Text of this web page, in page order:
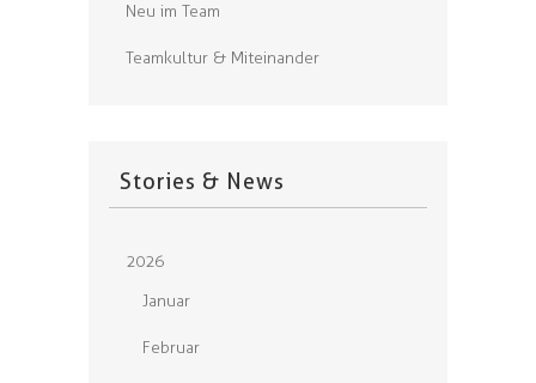
Neu im Team
Teamkultur & Miteinander
Stories & News
2026
Januar
Februar